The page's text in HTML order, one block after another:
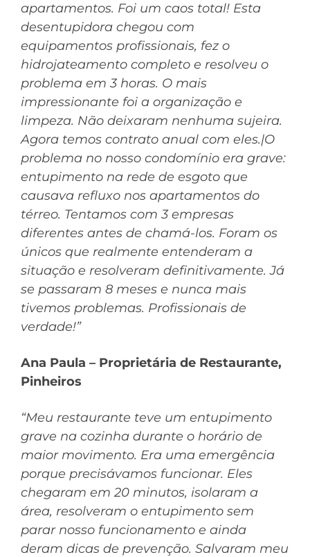
apartamentos. Foi um caos total! Esta
desentupidora chegou com
equipamentos profissionais, fez o
hidrojateamento completo e resolveu o
problema em 3 horas. O mais
impressionante foi a organização e
limpeza. Não deixaram nenhuma sujeira.
Agora temos contrato anual com eles.|O
problema no nosso condomínio era grave:
entupimento na rede de esgoto que
causava refluxo nos apartamentos do
térreo. Tentamos com 3 empresas
diferentes antes de chamá-los. Foram os
únicos que realmente entenderam a
situação e resolveram definitivamente. Já
se passaram 8 meses e nunca mais
tivemos problemas. Profissionais de
verdade!”
Ana Paula – Proprietária de Restaurante,
Pinheiros
“Meu restaurante teve um entupimento
grave na cozinha durante o horário de
maior movimento. Era uma emergência
porque precisávamos funcionar. Eles
chegaram em 20 minutos, isolaram a
área, resolveram o entupimento sem
parar nosso funcionamento e ainda
deram dicas de prevenção. Salvaram meu